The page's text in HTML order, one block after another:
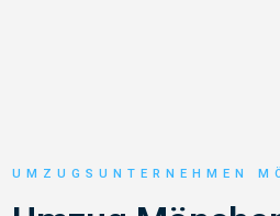
UMZUGSUNTERNEHMEN